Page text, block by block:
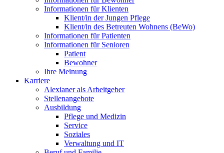
Informationen für Klienten
Klient/in der Jungen Pflege
Klient/in des Betreuten Wohnens (BeWo)
Informationen für Patienten
Informationen für Senioren
Patient
Bewohner
Ihre Meinung
Karriere
Alexianer als Arbeitgeber
Stellenangebote
Ausbildung
Pflege und Medizin
Service
Soziales
Verwaltung und IT